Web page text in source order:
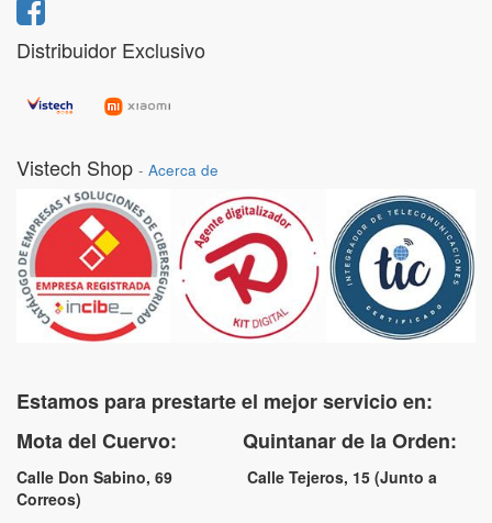
Distribuidor Exclusivo
Vistech Shop - Acerca de
Estamos para prestarte el mejor servicio en:
Mota del Cuervo: Quintanar de la Orden:
Calle Don Sabino, 69 Calle Tejeros, 15 (Junto a
Correos)